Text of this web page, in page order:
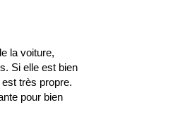
la voiture,
Si elle est bien
est très propre.
pour bien